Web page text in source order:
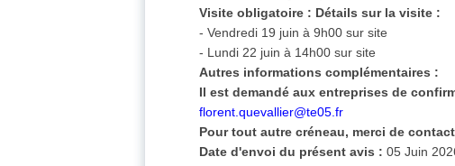
Visite obligatoire : Détails sur la visite :
- Vendredi 19 juin à 9h00 sur site
- Lundi 22 juin à 14h00 sur site
Autres informations complémentaires :
Il est demandé aux entreprises de
florent.quevallier@te05.fr
Pour tout autre créneau, merci de
Date d'envoi du présent avis : 05 Juin